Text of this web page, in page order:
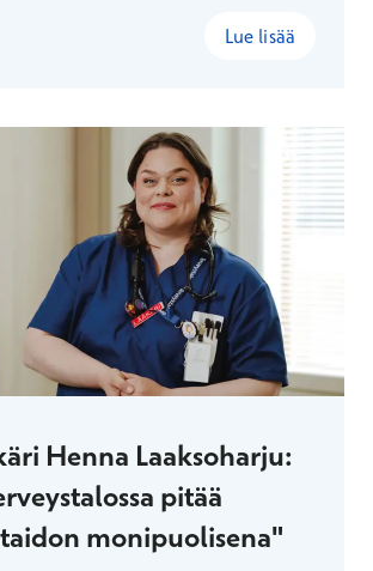
juniorityö, joka vie Terveystalon
Lue lisää
Henna Laaksoharju:
pitää
monipuolisena"